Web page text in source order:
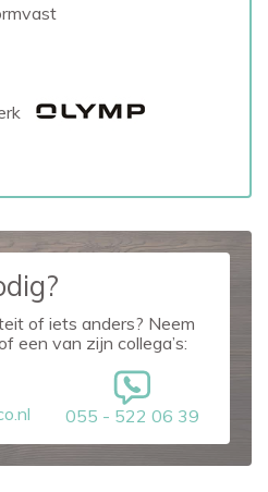
of iets anders? Neem
een van zijn collega’s:
055 - 522 06 39